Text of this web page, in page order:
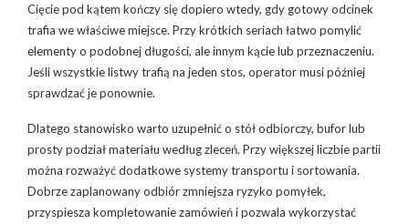
Cięcie pod kątem kończy się dopiero wtedy, gdy gotowy odcinek
trafia we właściwe miejsce. Przy krótkich seriach łatwo pomylić
elementy o podobnej długości, ale innym kącie lub przeznaczeniu.
Jeśli wszystkie listwy trafią na jeden stos, operator musi później
sprawdzać je ponownie.
Dlatego stanowisko warto uzupełnić o stół odbiorczy, bufor lub
prosty podział materiału według zleceń. Przy większej liczbie partii
można rozważyć dodatkowe systemy transportu i sortowania.
Dobrze zaplanowany odbiór zmniejsza ryzyko pomyłek,
przyspiesza kompletowanie zamówień i pozwala wykorzystać